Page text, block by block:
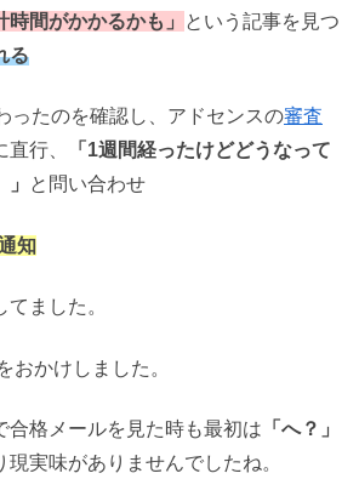
間がかかるかも」
という記事を見つ
る
ったのを確認し、アドセンスの審査
直行、
「1週間経ったけどどうなって
と問い合わせ
知
ました。
おかけしました。
合格メールを見た時も最初は 「へ？」
実味がありませんでしたね。